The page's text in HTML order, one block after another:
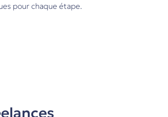
pour chaque étape.